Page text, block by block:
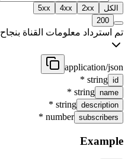
الكل 2xx
4xx
5xx
200
تم استرداد معلومات القناة بنجاح
application/json
id
string
*
name
string
*
description
string
*
subscribers
number
*
Example